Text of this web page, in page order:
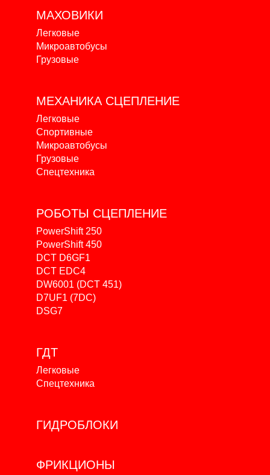
МАХОВИКИ
Легковые
Микроавтобусы
Грузовые
МЕХАНИКА СЦЕПЛЕНИЕ
Легковые
Спортивные
Микроавтобусы
Грузовые
Спецтехника
РОБОТЫ СЦЕПЛЕНИЕ
PowerShift 250
PowerShift 450
DCT D6GF1
DCT EDC4
DW6001 (DCT 451)
D7UF1 (7DC)
DSG7
ГДТ
Легковые
Спецтехника
ГИДРОБЛОКИ
ФРИКЦИОНЫ